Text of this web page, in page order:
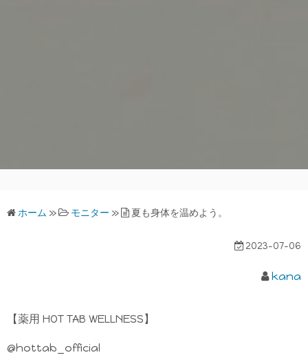
ホーム » モニター » 夏も身体を温めよう。
2023-07-06
kana
【薬用 HOT TAB WELLNESS】
@hottab_official